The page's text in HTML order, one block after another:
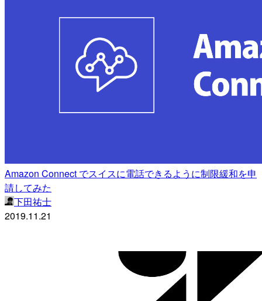
Amazon Connect でスイスに電話できるように制限緩和を申
請してみた
下田祐士
2019.11.21